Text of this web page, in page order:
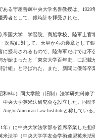
る守屋善輝中央大学名誉教授は、1929
者として、銀時計を拝受された。
帝国大学、学習院、商船学校、陸軍士官
次席)に対して、天皇からの褒章として
授与されるもので、陸海軍だけでは不
始まったと「東京大学百年史」に記載
計組」と呼ばれた。また、新聞に優等卒
和8年）同大学院（旧制）法学研究科修
中央大学英米法研究会を設立した。同研
American Law Instituteと称している。
年）に中央大学法学部を首席卒業した担
法学（中央大学学友会学術連盟英米法